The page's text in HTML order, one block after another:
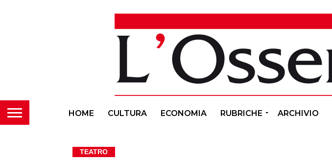
HOME CULTURA ECONOMIA RUBRICHE ARCHIVIO
TEATRO